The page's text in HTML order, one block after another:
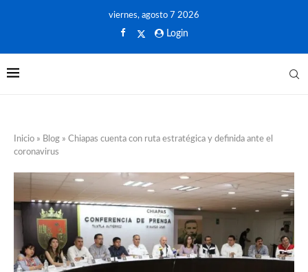
viernes, agosto 7 2026
Login
Inicio » Blog » Chiapas cuenta con ruta estratégica y definida ante el
coronavirus